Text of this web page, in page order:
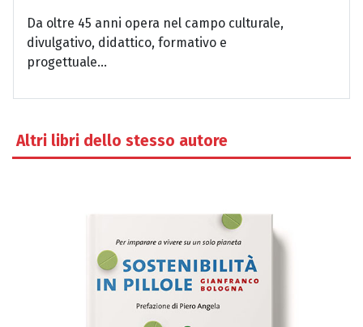
Da oltre 45 anni opera nel campo culturale,
divulgativo, didattico, formativo e
progettuale...
Altri libri dello stesso autore